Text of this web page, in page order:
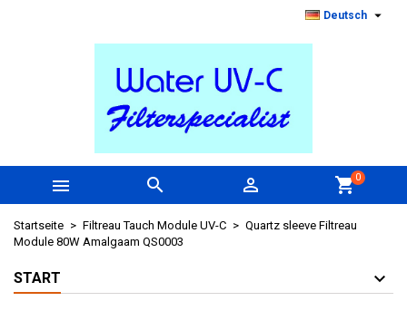
Deutsch 
   shopping_cart0
Startseite Filtreau Tauch Module UV-C
Quartz sleeve Filtreau
Module 80W Amalgaam QS0003
START